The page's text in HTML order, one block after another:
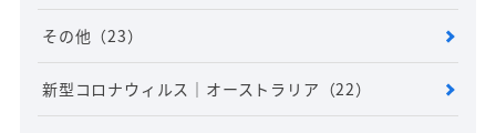
その他 （23）
新型コロナウィルス｜オーストラリア （22）